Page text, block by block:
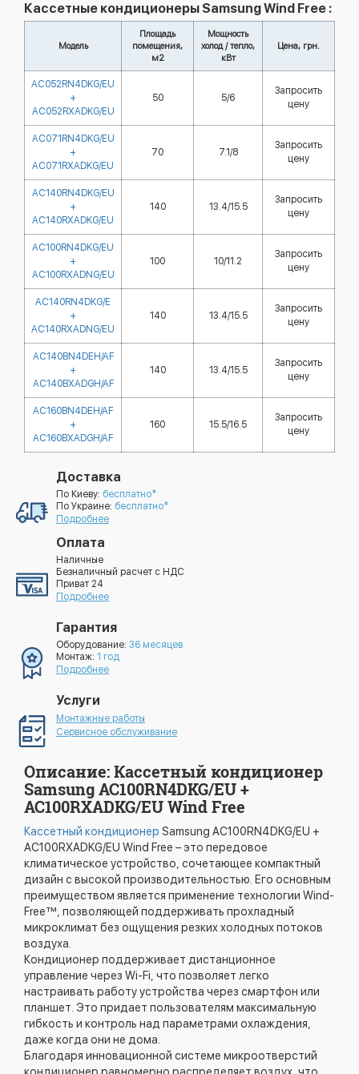
Кассетные кондиционеры Samsung Wind Free :
Модель
Площадь
помещения,
м2
Мощность
холод / тепло,
кВт
Цена, грн.
AC052RN4DKG/EU
+
AC052RXADKG/EU
50 5/6
Запросить
цену
AC071RN4DKG/EU
+
AC071RXADKG/EU
70 7.1/8
Запросить
цену
AC140RN4DKG/EU
+
AC140RXADKG/EU
140 13.4/15.5
Запросить
цену
AC100RN4DKG/EU
+
AC100RXADNG/EU
100 10/11.2
Запросить
цену
AC140RN4DKG/E
+
AC140RXADNG/EU
140 13.4/15.5
Запросить
цену
AC140BN4DEH/AF
+
AC140BXADGH/AF
140 13.4/15.5
Запросить
цену
AC160BN4DEH/AF
+
AC160BXADGH/AF
160 15.5/16.5
Запросить
цену
Доставка
По Киеву: бесплатно*
По Украине: бесплатно*
Подробнее
Оплата
Наличные
Безналичный расчет с НДС
Приват 24
Подробнее
Гарантия
Оборудование: 36 месяцев
Монтаж: 1 год
Подробнее
Услуги
Монтажные работы
Сервисное обслуживание
Описание: Кассетный кондиционер
Samsung AC100RN4DKG/EU +
AC100RXADKG/EU Wind Free
Кассетный кондиционер Samsung AC100RN4DKG/EU +
AC100RXADKG/EU Wind Free – это передовое
климатическое устройство, сочетающее компактный
дизайн с высокой производительностью. Его основным
преимуществом является применение технологии Wind-
Free™, позволяющей поддерживать прохладный
микроклимат без ощущения резких холодных потоков
воздуха.
Кондиционер поддерживает дистанционное
управление через Wi-Fi, что позволяет легко
настраивать работу устройства через смартфон или
планшет. Это придает пользователям максимальную
гибкость и контроль над параметрами охлаждения,
даже когда они не дома.
Благодаря инновационной системе микроотверстий